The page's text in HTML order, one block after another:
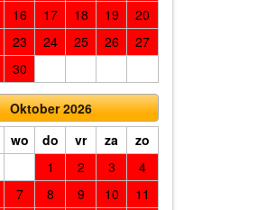
16 17 18 19
20
23 24 25 26
27
30
Oktober 2026
wo do vr za
zo
1
2 3
4
7 8 9 10
11